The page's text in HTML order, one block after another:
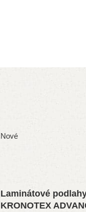
Nové
Laminátové
KRONOTEX